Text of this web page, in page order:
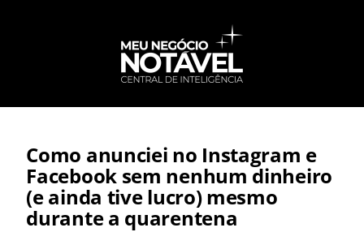
Como anunciei no Instagram e
Facebook sem nenhum dinheiro
(e ainda tive lucro) mesmo
durante a quarentena